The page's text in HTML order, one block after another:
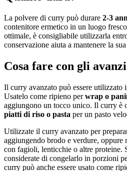
La polvere di curry può durare 2-3
contenitore ermetico in un luogo
ottimale, è consigliabile utilizzarla
conservazione aiuta a mantenere la
Cosa fare con gli
Il curry avanzato può essere
Usatelo come ripieno perwrap o
aggiungono un tocco unico. Il curry è
piatti di riso o pasta per un pasto
Utilizzate il curry avanzato per
aggiungendo brodo e verdure, oppure
con fagioli, lenticchie o altre proteine.
considerate di congelarlo in porzioni
curry può anche essere usato come